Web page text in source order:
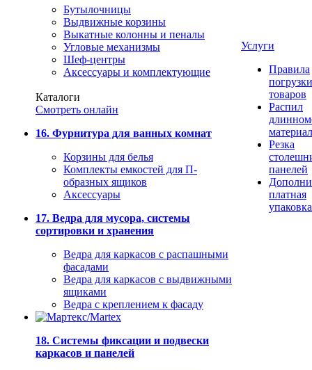
Бутылочницы
Выдвижные корзины
Выкатные колонны и пеналы
Угловые механизмы
Шеф-центры
Аксессуары и комплектующие
Каталоги
Смотреть онлайн
16. Фурнитура для ванных комнат
Корзины для белья
Комплекты емкостей для П-
образных ящиков
Аксессуары
17. Ведра для мусора, системы
сортировки и хранения
Ведра для каркасов с распашными
фасадами
Ведра для каркасов с выдвижными
ящиками
Ведра с креплением к фасаду
18. Системы фиксации и подвески
каркасов и панелей
Услуги
Правила
погрузки
товаров
Распил
Резка
панелей
платная
упаковка